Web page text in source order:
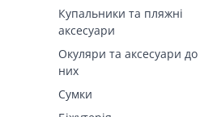
Купальники та пляжні
аксесуари
Окуляри та аксесуари до
них
Сумки
Фільтр
Ціна
SALE